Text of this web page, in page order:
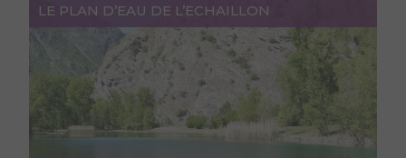
LE PLAN D’EAU DE L’ECHAILLON